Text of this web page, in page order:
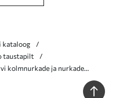
kataloog
taustapilt
kolmnurkade ja nurkade